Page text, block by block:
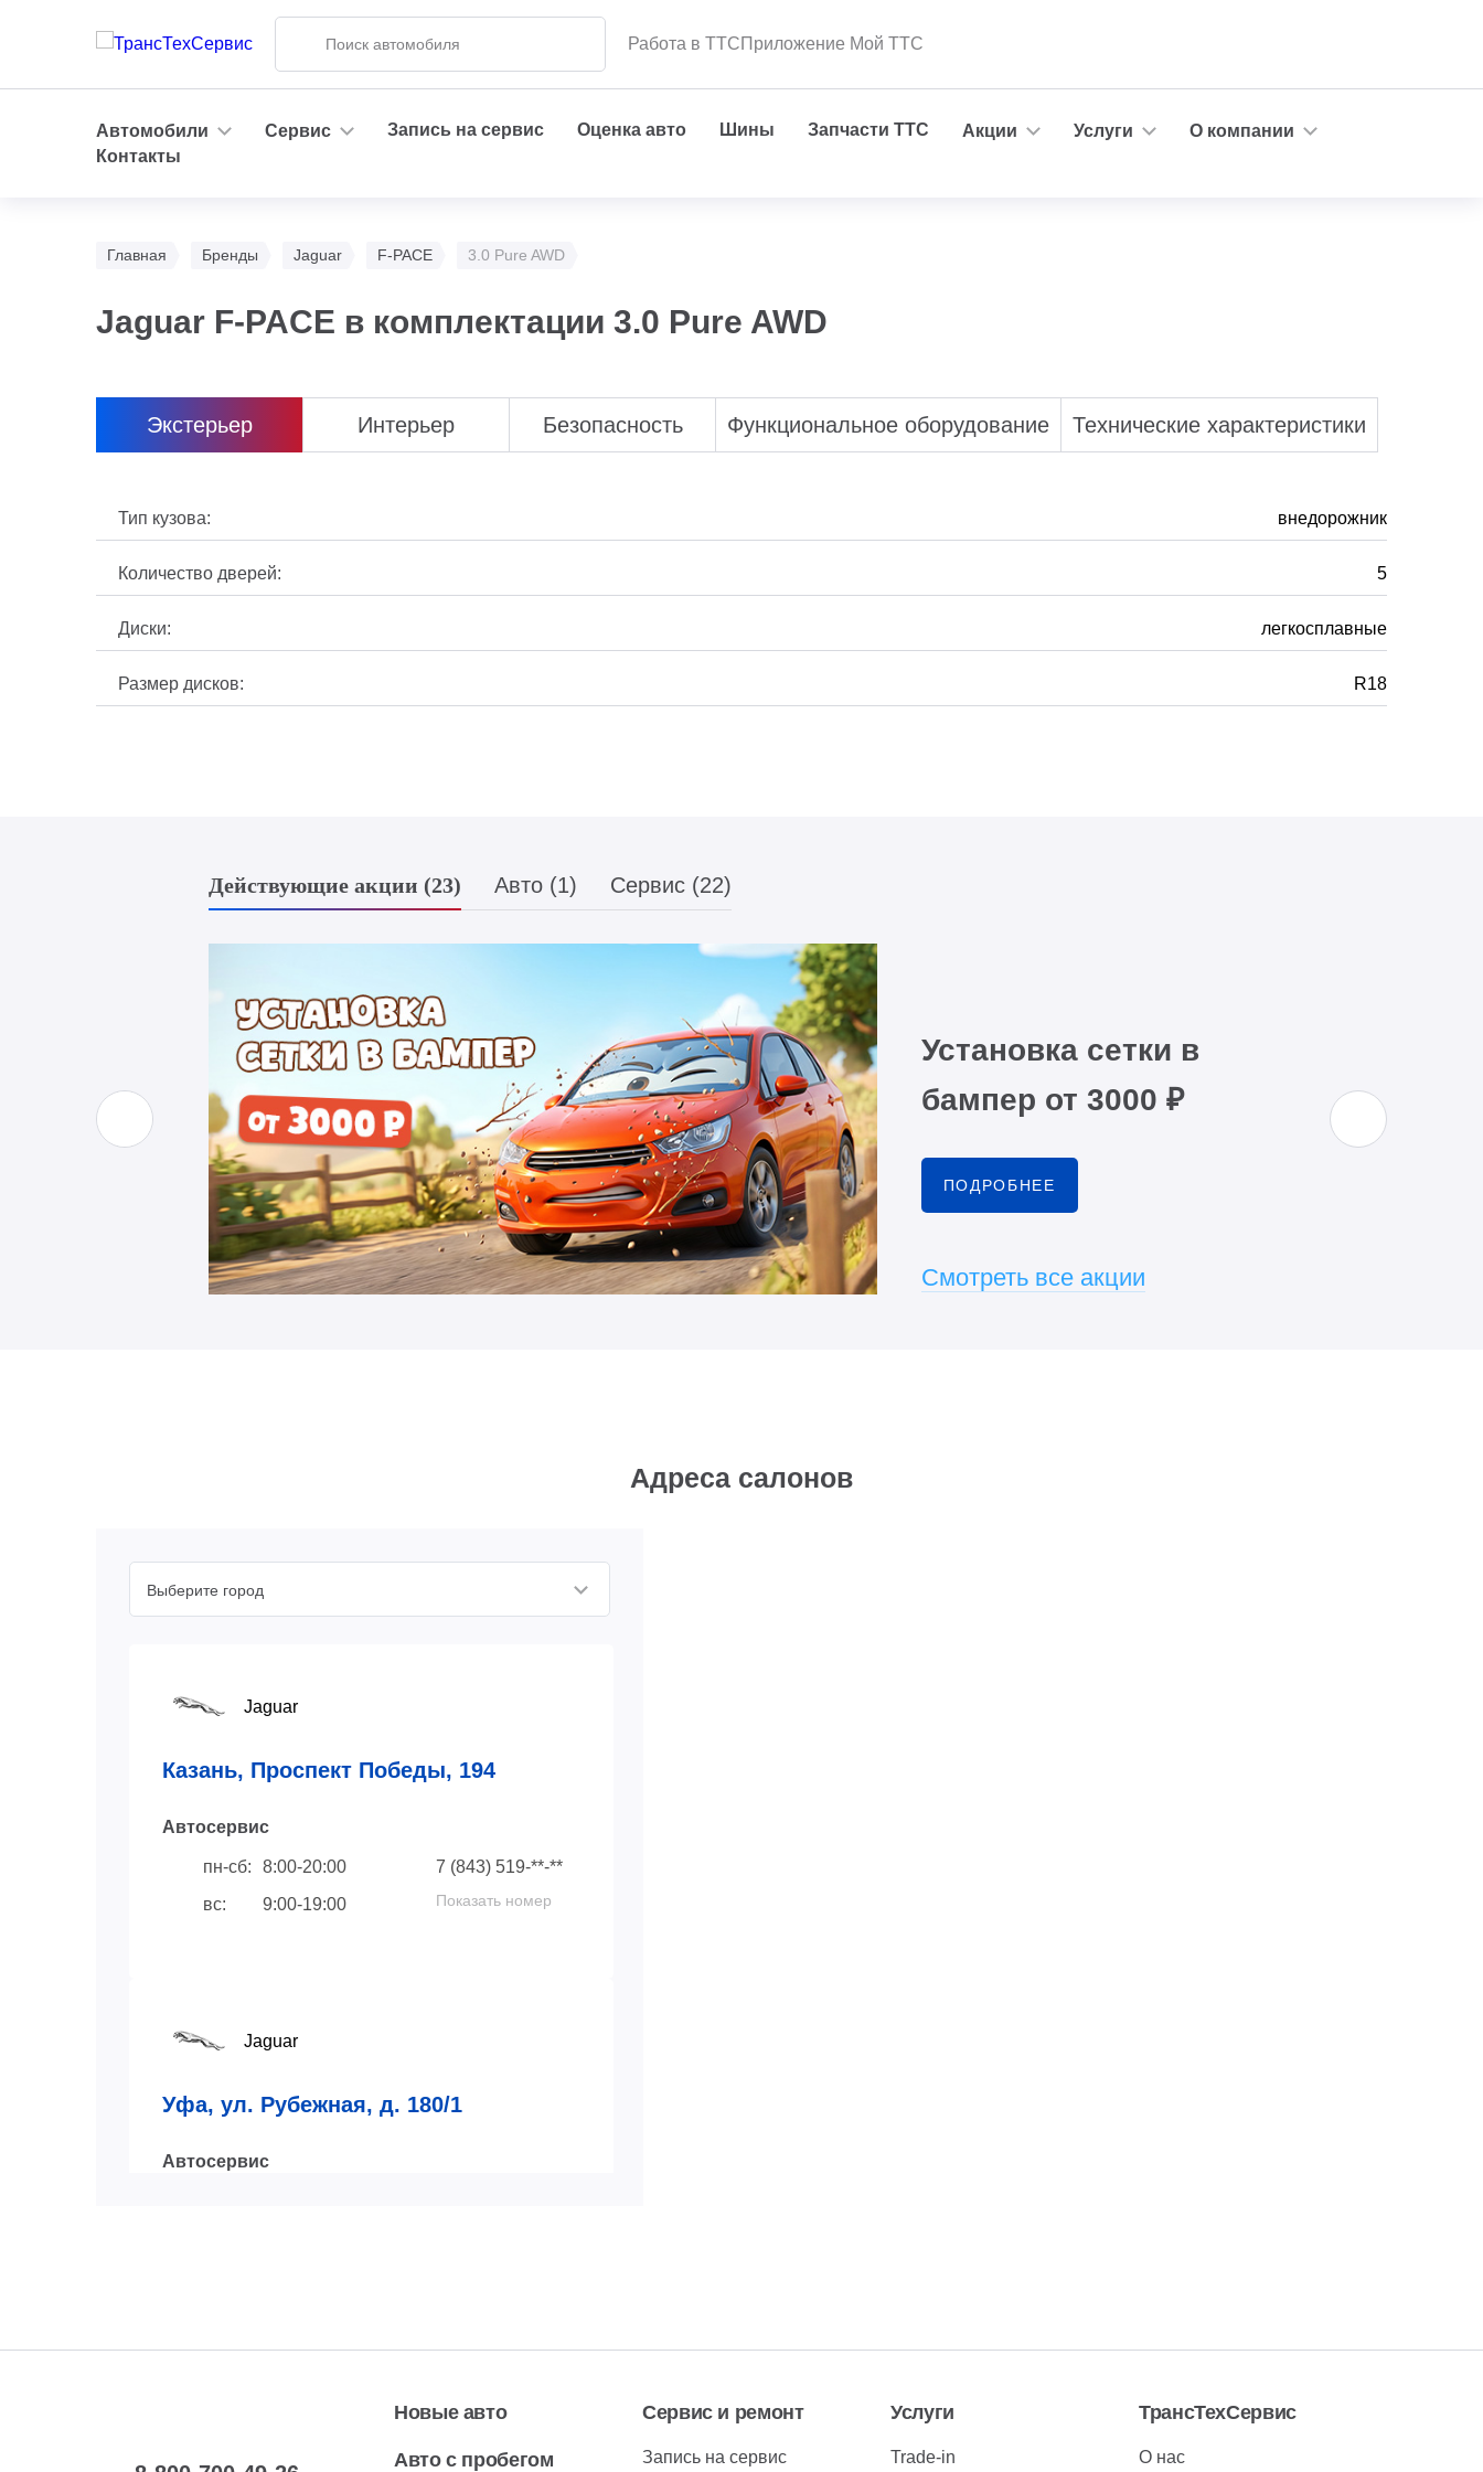
Работа в ТТСПриложение Мой ТТС
Автомобили Сервис Запись на сервис Оценка авто Шины Запчасти ТТС Акции Услуги
О компании
Контакты
Главная Бренды Jaguar F-PACE 3.0 Pure AWD
Jaguar F-PACE в комплектации 3.0 Pure AWD
Экстерьер Интерьер Безопасность Функциональное оборудование Технические характеристики
Тип кузова: внедорожник
Количество дверей: 5
Диски: легкосплавные
Размер дисков: R18
Действующие акции (23) Авто (1) Сервис (22)
Установка сетки в
бампер от 3000 ₽
ПОДРОБНЕЕ
Смотреть все акции
Адреса салонов
Выберите город
Jaguar
Казань, Проспект Победы, 194
Автосервис
пн-сб:
8:00-20:00
вс:
9:00-19:00
7 (843) 519-**-**
Показать номер
Jaguar
Уфа, ул. Рубежная, д. 180/1
Автосервис
Новые авто
Авто с пробегом
Сервис и ремонт
Запись на сервис
Услуги
Trade-in
ТрансТехСервис
О нас